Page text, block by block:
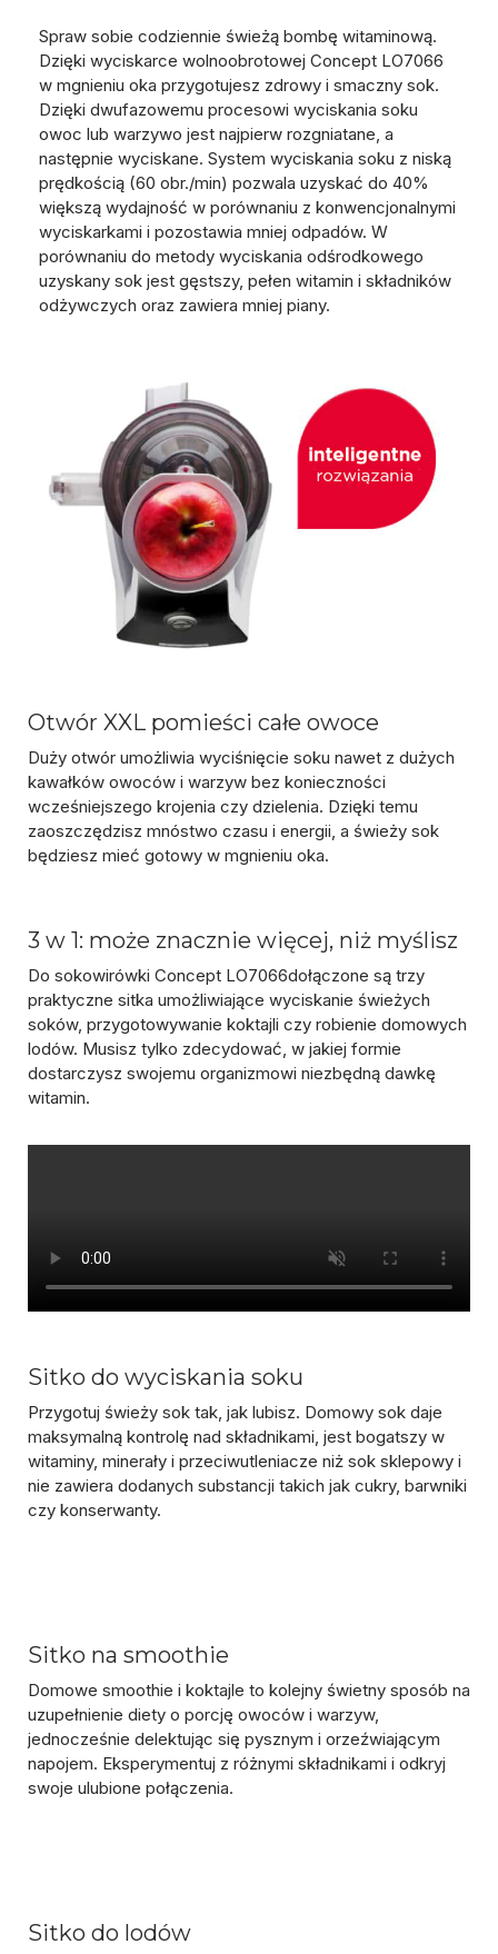
Spraw sobie codziennie świeżą bombę witaminową.
Dzięki wyciskarce wolnoobrotowej Concept LO7066
w mgnieniu oka przygotujesz zdrowy i smaczny sok.
Dzięki dwufazowemu procesowi wyciskania soku
owoc lub warzywo jest najpierw rozgniatane, a
następnie wyciskane. System wyciskania soku z niską
prędkością (60 obr./min) pozwala uzyskać do 40%
większą wydajność w porównaniu z konwencjonalnymi
wyciskarkami i pozostawia mniej odpadów. W
porównaniu do metody wyciskania odśrodkowego
uzyskany sok jest gęstszy, pełen witamin i składników
odżywczych oraz zawiera mniej piany.
Otwór XXL pomieści całe owoce
Duży otwór umożliwia wyciśnięcie soku nawet z dużych
kawałków owoców i warzyw bez konieczności
wcześniejszego krojenia czy dzielenia. Dzięki temu
zaoszczędzisz mnóstwo czasu i energii, a świeży sok
będziesz mieć gotowy w mgnieniu oka.
3 w 1: może znacznie więcej, niż myślisz
Do sokowirówki Concept LO7066dołączone są trzy
praktyczne sitka umożliwiające wyciskanie świeżych
soków, przygotowywanie koktajli czy robienie domowych
lodów. Musisz tylko zdecydować, w jakiej formie
dostarczysz swojemu organizmowi niezbędną dawkę
witamin.
Sitko do wyciskania soku
Przygotuj świeży sok tak, jak lubisz. Domowy sok daje
maksymalną kontrolę nad składnikami, jest bogatszy w
witaminy, minerały i przeciwutleniacze niż sok sklepowy i
nie zawiera dodanych substancji takich jak cukry, barwniki
czy konserwanty.
Sitko na smoothie
Domowe smoothie i koktajle to kolejny świetny sposób na
uzupełnienie diety o porcję owoców i warzyw,
jednocześnie delektując się pysznym i orzeźwiającym
napojem. Eksperymentuj z różnymi składnikami i odkryj
swoje ulubione połączenia.
Sitko do lodów